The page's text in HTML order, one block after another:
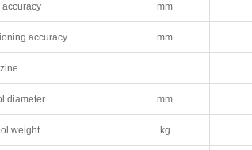
accuracy mm
accuracy mm
diameter mm
weight kg